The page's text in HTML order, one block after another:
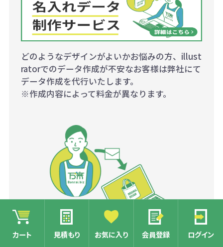
カート 見積もり お気に入り 会員登録 ログイン
どのようなデザインがよいかお悩みの方、illust
ratorでのデータ作成が不安なお客様は弊社にて
データ作成を代行いたします。
※作成内容によって料金が異なります。